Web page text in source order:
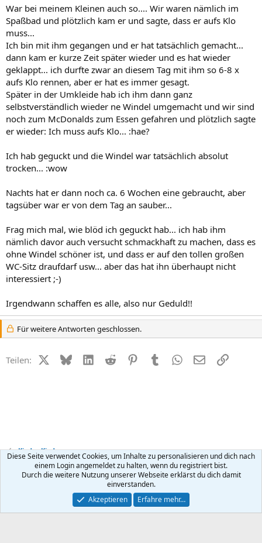
War bei meinem Kleinen auch so.... Wir waren nämlich im
Spaßbad und plötzlich kam er und sagte, dass er aufs Klo
muss...
Ich bin mit ihm gegangen und er hat tatsächlich gemacht...
dann kam er kurze Zeit später wieder und es hat wieder
geklappt... ich durfte zwar an diesem Tag mit ihm so 6-8 x
aufs Klo rennen, aber er hat es immer gesagt.
Später in der Umkleide hab ich ihm dann ganz
selbstverständlich wieder ne Windel umgemacht und wir sind
noch zum McDonalds zum Essen gefahren und plötzlich sagte
er wieder: Ich muss aufs Klo... :hae?
Ich hab geguckt und die Windel war tatsächlich absolut
trocken... :wow
Nachts hat er dann noch ca. 6 Wochen eine gebraucht, aber
tagsüber war er von dem Tag an sauber...
Frag mich mal, wie blöd ich geguckt hab... ich hab ihm
nämlich davor auch versucht schmackhaft zu machen, dass es
ohne Windel schöner ist, und dass er auf den tollen großen
WC-Sitz draufdarf usw... aber das hat ihn überhaupt nicht
interessiert ;-)
Irgendwann schaffen es alle, also nur Geduld!!
Für weitere Antworten geschlossen.
Teilen: X (Twitter)
BlueskyLinkedIn
Reddit PinterestTumblr WhatsApp
E-MailLink
Kinder Kinder
Kontakt Nutzungsbedingungen Datenschutz Hilfe
R
Community platform by XenForo ® © 2010-2026 XenForo Ltd.
Diese Seite verwendet Cookies, um Inhalte zu personalisieren und dich nach
einem Login angemeldet zu halten, wenn du registriert bist.
Durch die weitere Nutzung unserer Webseite erklärst du dich damit
einverstanden.
Akzeptieren
Erfahre mehr…